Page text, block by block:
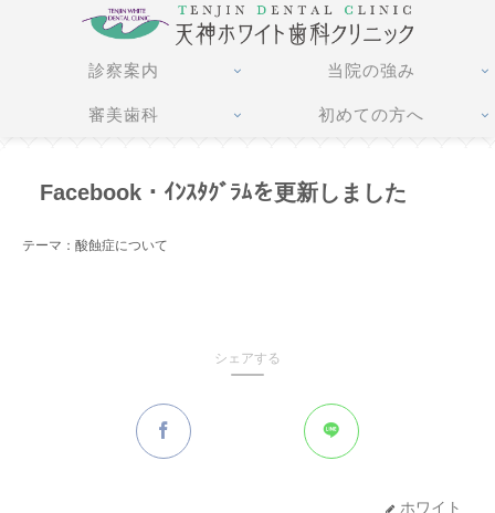
診察案内 当院の強み
審美歯科 初めての方へ
Facebook・ｲﾝｽﾀｸﾞﾗﾑを更新しました
テーマ：酸蝕症について
シェアする
ホワイト